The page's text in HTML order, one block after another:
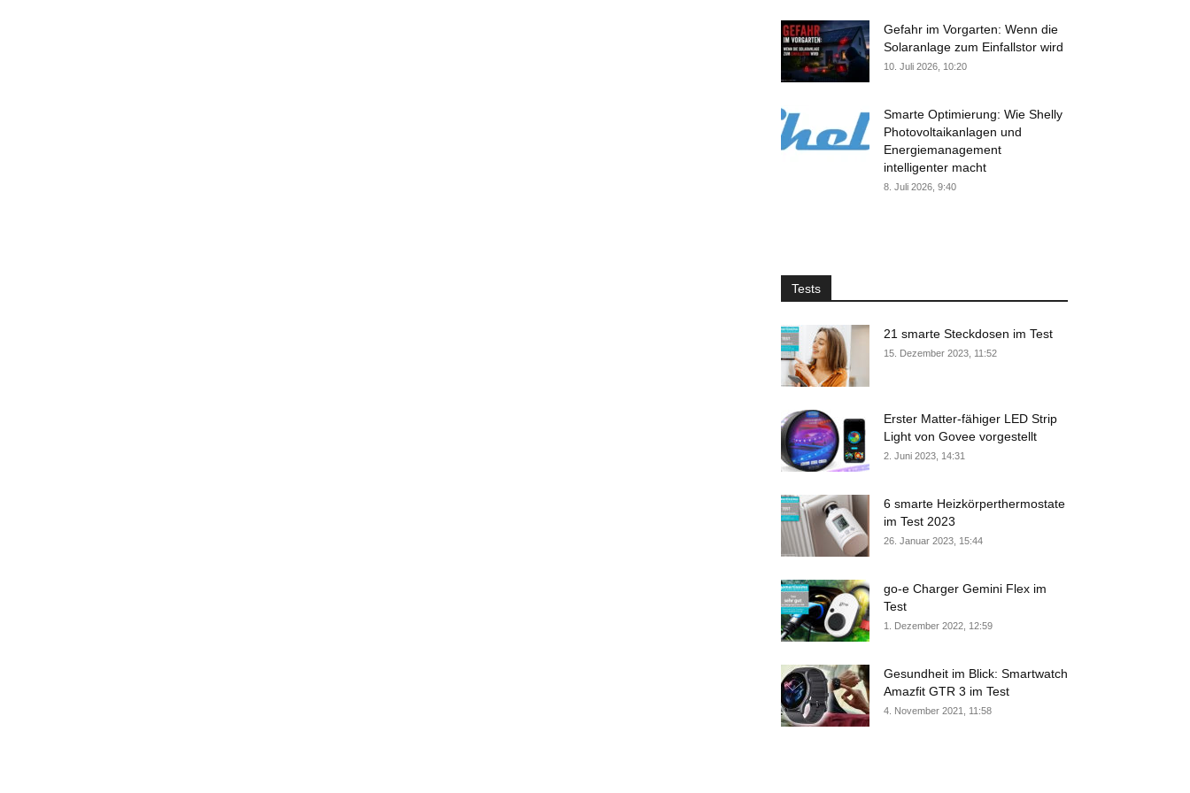
Gefahr im Vorgarten: Wenn die
Solaranlage zum Einfallstor wird
10. Juli 2026, 10:20
Smarte Optimierung: Wie Shelly
Photovoltaikanlagen und
Energiemanagement
intelligenter macht
8. Juli 2026, 9:40
Tests
21 smarte Steckdosen im Test
15. Dezember 2023, 11:52
Erster Matter-fähiger LED Strip
Light von Govee vorgestellt
2. Juni 2023, 14:31
6 smarte Heizkörperthermostate
im Test 2023
26. Januar 2023, 15:44
go-e Charger Gemini Flex im
Test
1. Dezember 2022, 12:59
Gesundheit im Blick: Smartwatch
Amazfit GTR 3 im Test
4. November 2021, 11:58